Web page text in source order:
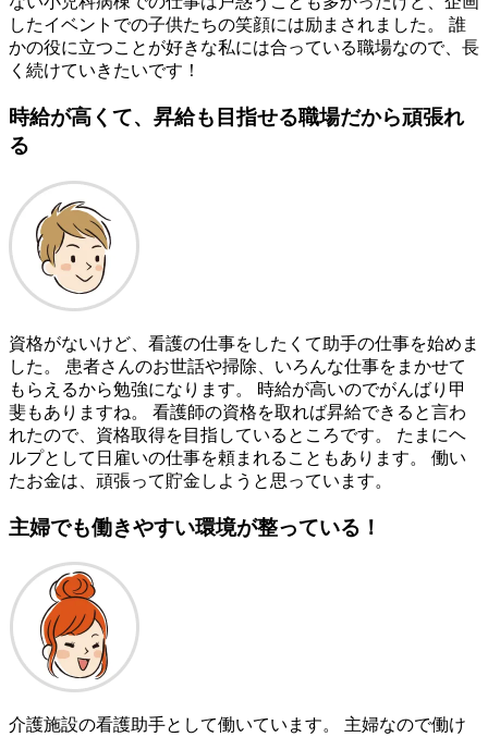
したイベントでの子供たちの笑顔には励まされました。 誰
かの役に立つことが好きな私には合っている職場なので、長
く続けていきたいです！
時給が高くて、昇給も目指せる職場だから頑張れ
る
資格がないけど、看護の仕事をしたくて助手の仕事を始めま
した。 患者さんのお世話や掃除、いろんな仕事をまかせて
もらえるから勉強になります。 時給が高いのでがんばり甲
斐もありますね。 看護師の資格を取れば昇給できると言わ
れたので、資格取得を目指しているところです。 たまにヘ
ルプとして日雇いの仕事を頼まれることもあります。 働い
たお金は、頑張って貯金しようと思っています。
主婦でも働きやすい環境が整っている！
介護施設の看護助手として働いています。 主婦なので働け